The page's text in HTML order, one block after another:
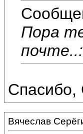
Пора
Спасибо,
Вячеслав